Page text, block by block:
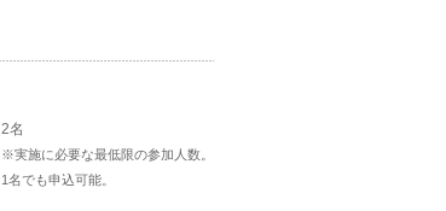
2名
※実施に必要な最低限の参加人数。
1名でも申込可能。